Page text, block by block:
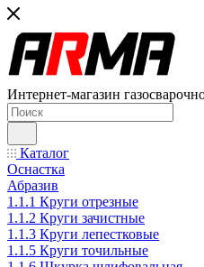
Интернет-магазин
Каталог
Оснастка
Абразив
1.1.1 Круги отрезные
1.1.2 Круги зачистные
1.1.3 Круги лепестковые
1.1.5 Круги точильные